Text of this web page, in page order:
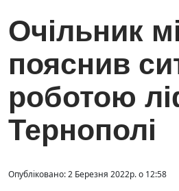
Очільник
пояснив
роботою
Тернополі
Опубліковано: 2 Березня 2022р. о 12:58